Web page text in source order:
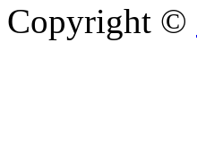
Copyright ©